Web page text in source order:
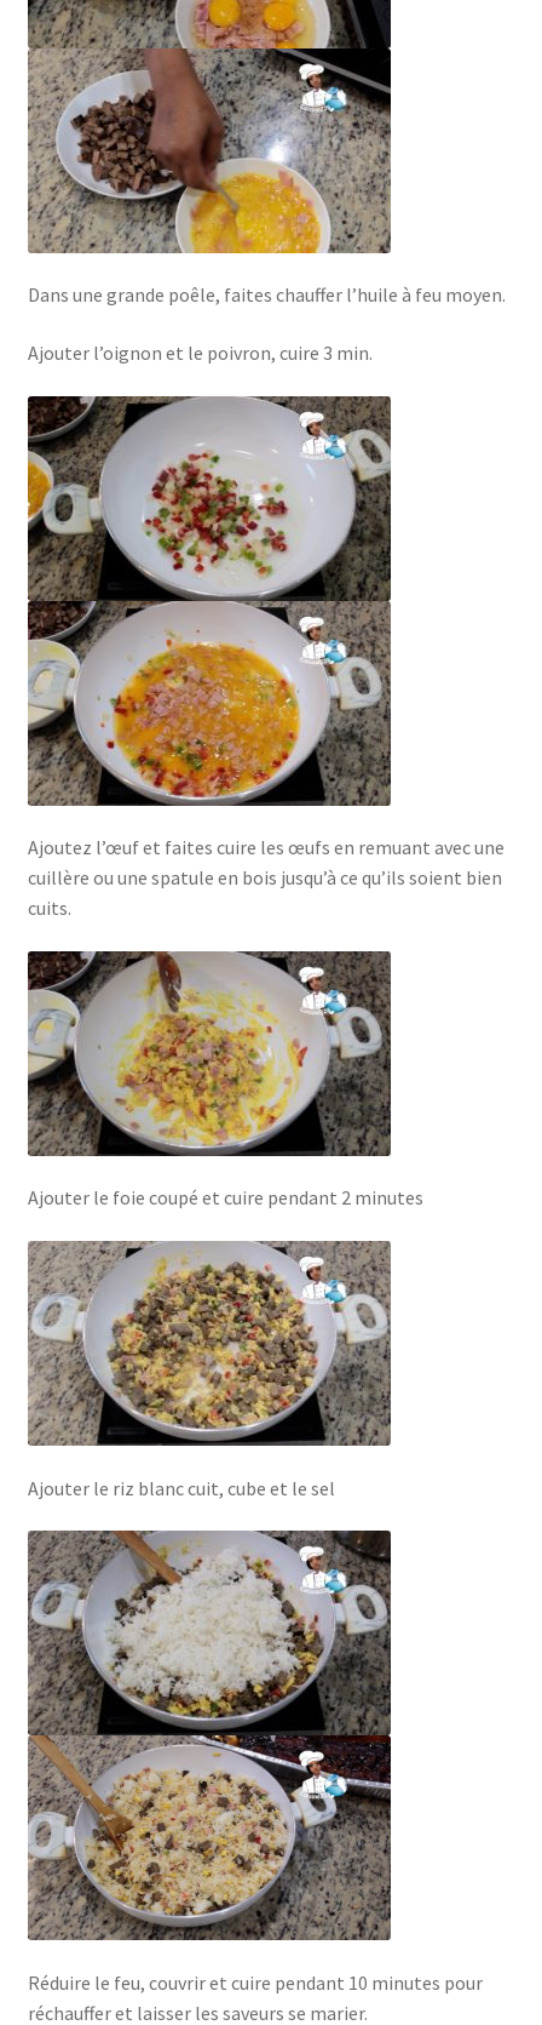
Dans une grande poêle, faites chauffer l’huile à feu moyen.
Ajouter l’oignon et le poivron, cuire 3 min.
Ajoutez l’œuf et faites cuire les œufs en remuant avec une
cuillère ou une spatule en bois jusqu’à ce qu’ils soient bien
cuits.
Ajouter le foie coupé et cuire pendant 2 minutes
Ajouter le riz blanc cuit, cube et le sel
Réduire le feu, couvrir et cuire pendant 10 minutes pour
réchauffer et laisser les saveurs se marier.